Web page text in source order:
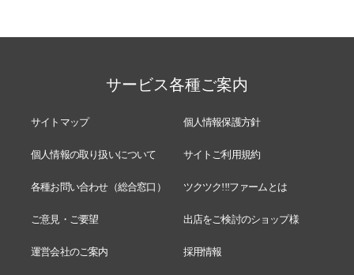
サービス各種ご案内
サイトマップ 個人情報保護方針
個人情報の取り扱いについて サイトご利用規約
各種お問い合わせ（総合窓口） ツクツク!!!ファームとは
ご意見・ご要望 出店をご検討のショップ様
運営会社のご案内 採用情報